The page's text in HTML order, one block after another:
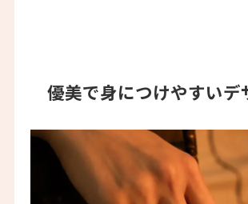
優美で身につけやすいデ